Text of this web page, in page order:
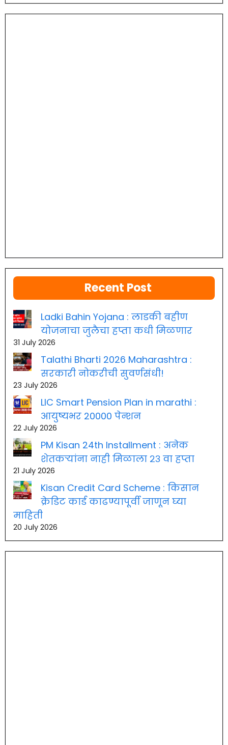
Recent Post
Ladki Bahin Yojana : लाडकी बहीण
योजनाचा जुलैचा हप्ता कधी मिळणार
31 July 2026
Talathi Bharti 2026 Maharashtra :
सरकारी नोकरीची सुवर्णसंधी!
23 July 2026
LIC Smart Pension Plan in marathi :
आयुष्यभर 20000 पेन्शन
22 July 2026
PM Kisan 24th Installment : अनेक
शेतकऱ्यांना नाही मिळाला २३ वा हप्ता
21 July 2026
Kisan Credit Card Scheme : किसान
क्रेडिट कार्ड काढण्यापूर्वी जाणून घ्या
माहिती
20 July 2026